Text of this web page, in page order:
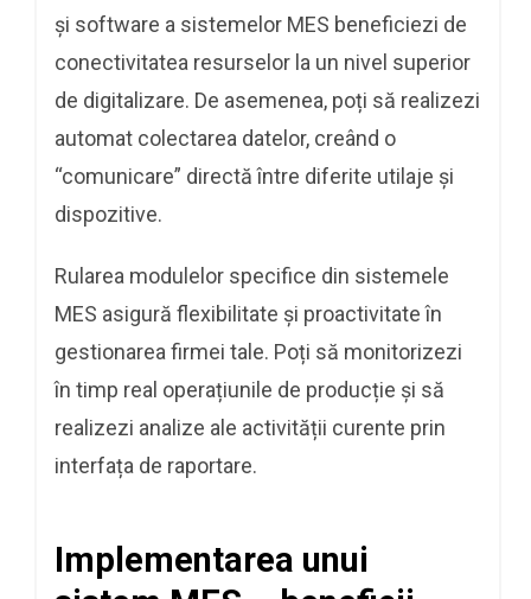
și software a sistemelor MES beneficiezi de
conectivitatea resurselor la un nivel superior
de digitalizare. De asemenea, poți să realizezi
automat colectarea datelor, creând o
“comunicare” directă între diferite utilaje și
dispozitive.
Rularea modulelor specifice din sistemele
MES asigură flexibilitate și proactivitate în
gestionarea firmei tale. Poți să monitorizezi
în timp real operațiunile de producție și să
realizezi analize ale activității curente prin
interfața de raportare.
Implementarea unui